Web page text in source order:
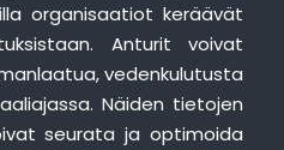
organisaatiot keräävät
Anturit voivat
vedenkulutusta
Näiden tietojen
seurata ja optimoida